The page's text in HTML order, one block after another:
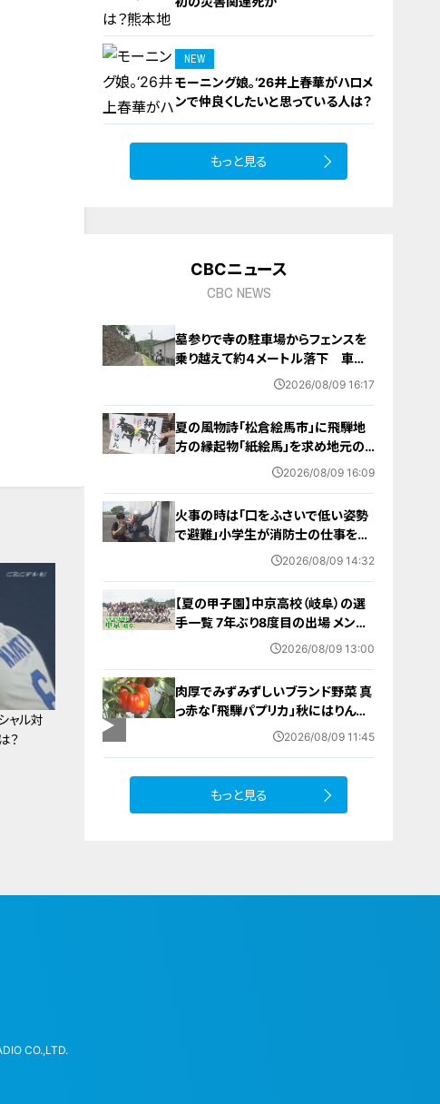
ャル対
？
NEW
モーニング娘。‘26井上春華がハロメ
ンで仲良くしたいと思っている人は？
もっと見る
CBCニュース
CBC NEWS
墓参りで寺の駐車場からフェンスを
乗り越えて約４メートル落下 車に
乗っていた家族３人けが 岐阜・山
2026/08/09 16:17
夏の風物詩「松倉絵馬市」に飛騨地
方の縁起物「紙絵馬」を求め地元の
人や観光客が訪れる 幸せが駆け込
2026/08/09 16:09
火事の時は「口をふさいで低い姿勢
で避難」小学生が消防士の仕事を体
2026/08/09 14:32
【夏の甲子園】中京高校（岐阜）の選
手一覧 7年ぶり8度目の出場 メンバ
ー・出身中学・特徴は？高校野球
2026/08/09 13:00
肉厚でみずみずしいブランド野菜 真
っ赤な「飛騨パプリカ」秋にはりんご
のように甘い 岐阜・高山市の東農
2026/08/09 11:45
もっと見る
CO.,LTD.